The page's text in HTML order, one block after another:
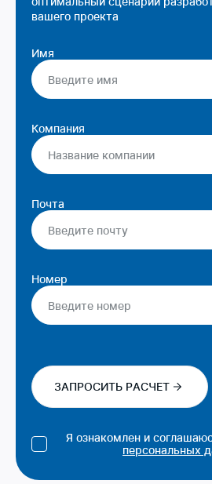
вашего проекта
Имя
Компания
Почта
Номер
ЗАПРОСИТЬ РАСЧЕТ
Я ознакомлен и
персональных